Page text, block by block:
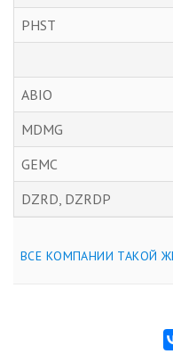
PHST
ABIO
MDMG
GEMC
DZRD, DZRDP
ВСЕ КОМПАНИИ ТАКОЙ